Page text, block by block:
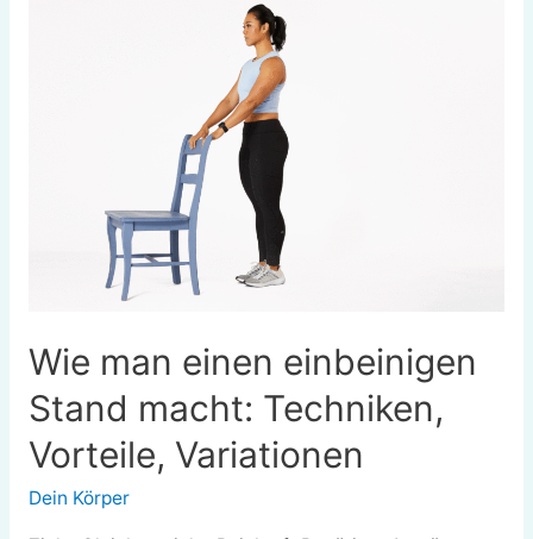
Wie man einen einbeinigen
Stand macht: Techniken,
Vorteile, Variationen
Dein Körper